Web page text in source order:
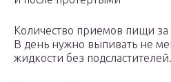
Количество приемов пищи
В день нужно выпивать не
жидкости без подсластителей.